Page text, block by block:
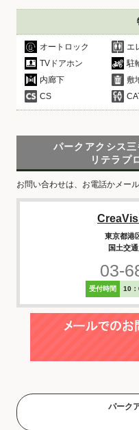
オートロック エ
TVドアホン
駐
内廊下
敷
CS
パークアクシス
リテラプ
お問い合わせは、お電話かメー
東京都港
国土交
03-
受付時間 10：
パーク